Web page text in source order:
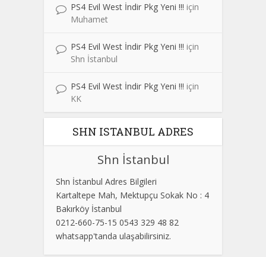
PS4 Evil West İndir Pkg Yeni !!! için
Muhamet
PS4 Evil West İndir Pkg Yeni !!! için
Shn İstanbul
PS4 Evil West İndir Pkg Yeni !!! için
KK
SHN ISTANBUL ADRES
Shn İstanbul
Shn İstanbul Adres Bilgileri
Kartaltepe Mah, Mektupçu Sokak No : 4
Bakırköy İstanbul
0212-660-75-15 0543 329 48 82
whatsapp'tanda ulaşabilirsiniz.